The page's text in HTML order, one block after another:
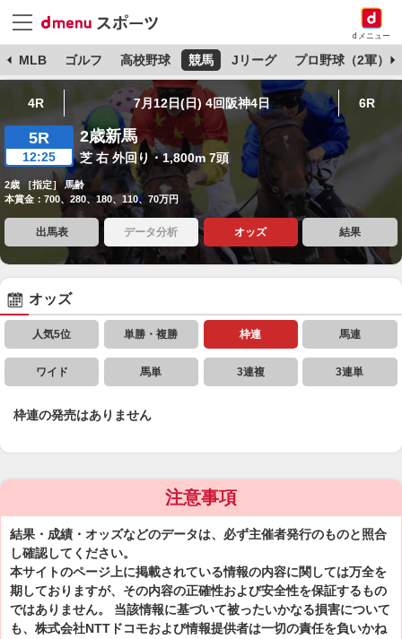
dメニュー
MLB ゴルフ 高校野球 競馬 Jリーグ プロ野球（2軍）
4R 7月12日(日) 4回阪神4日 6R
5R
12:25
2歳新馬
芝 右 外回り・1,800m 7頭
2歳 ［指定］ 馬齢
本賞金：700、280、180、110、70万円
出馬表 データ分析 オッズ 結果
オッズ
人気5位 単勝・複勝 枠連 馬連
ワイド 馬単 3連複 3連単
枠連の発売はありません
注意事項
結果・成績・オッズなどのデータは、必ず主催者発行のものと照合
し確認してください。
本サイトのページ上に掲載されている情報の内容に関しては万全を
期しておりますが、その内容の正確性および安全性を保証するもの
ではありません。 当該情報に基づいて被ったいかなる損害について
も、株式会社NTTドコモおよび情報提供者は一切の責任を負いかね